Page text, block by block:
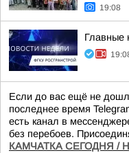
19:08
Главные
Если до вас ещё не
последнее время
есть канал в
без перебоев.
КАМЧАТКА СЕГОДНЯ /